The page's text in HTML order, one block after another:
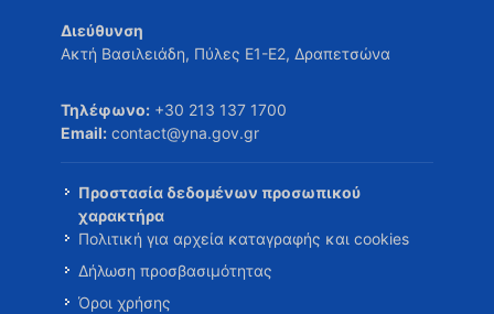
Διεύθυνση
Ακτή Βασιλειάδη, Πύλες Ε1-Ε2, Δραπετσώνα
Τηλέφωνο: +30 213 137 1700
Email: contact@yna.gov.gr
Προστασία δεδομένων προσωπικού
χαρακτήρα
Πολιτική για αρχεία καταγραφής και cookies
Δήλωση προσβασιμότητας
Όροι χρήσης